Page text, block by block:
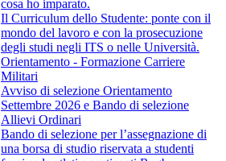
cosa ho imparato.
Il Curriculum dello Studente: ponte con il
mondo del lavoro e con la prosecuzione
degli studi negli ITS o nelle Università.
Orientamento - Formazione Carriere
Militari
Avviso di selezione Orientamento
Settembre 2026 e Bando di selezione
Allievi Ordinari
Bando di selezione per l’assegnazione di
una borsa di studio riservata a studenti